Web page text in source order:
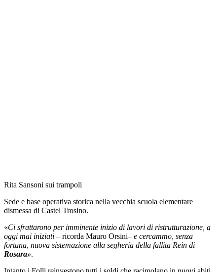
Rita Sansoni sui trampoli
Sede e base operativa storica nella vecchia scuola elementare
dismessa di Castel Trosino.
«Ci sfrattarono per imminente inizio di lavori di ristrutturazione, a
oggi mai iniziati – ricorda Mauro Orsini– e cercammo, senza
fortuna, nuova sistemazione alla segheria della fallita Rein di
Rosara».